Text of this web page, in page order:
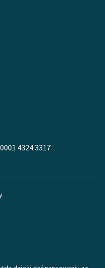
4324 3317